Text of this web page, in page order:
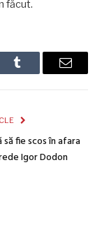
făcut.
Tumblr Email
să fie scos în afara
Igor Dodon